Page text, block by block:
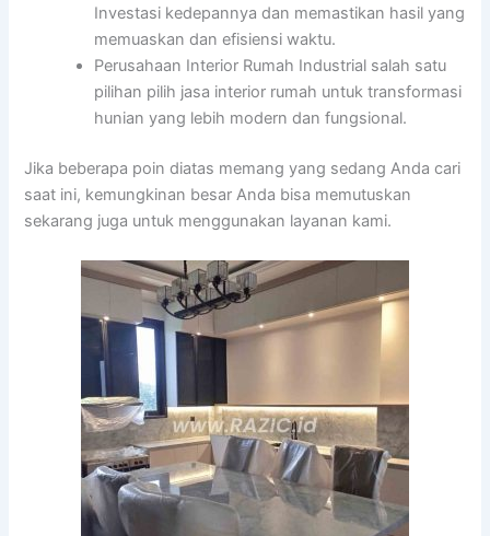
Investasi kedepannya dan memastikan hasil yang
memuaskan dan efisiensi waktu.
Perusahaan Interior Rumah Industrial salah satu
pilihan pilih jasa interior rumah untuk transformasi
hunian yang lebih modern dan fungsional.
Jika beberapa poin diatas memang yang sedang Anda cari
saat ini, kemungkinan besar Anda bisa memutuskan
sekarang juga untuk menggunakan layanan kami.